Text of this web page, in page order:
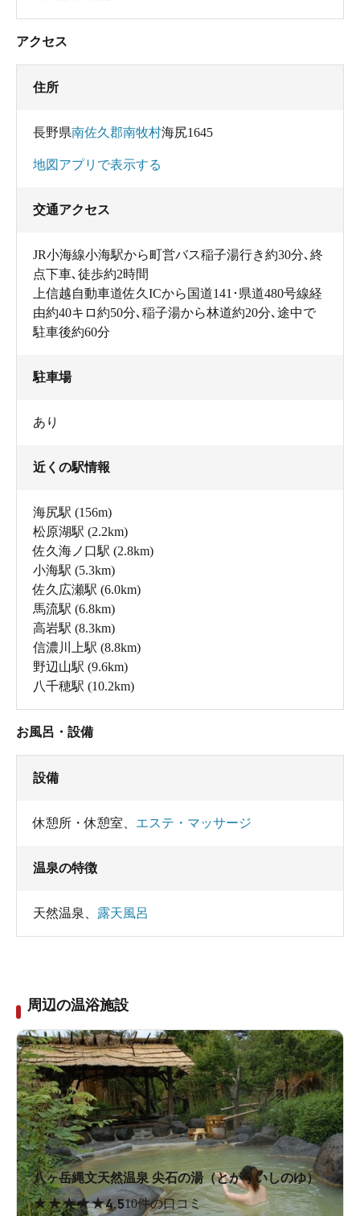
アクセス
住所
長野県南佐久郡南牧村海尻1645
地図アプリで表示する
交通アクセス
JR小海線小海駅から町営バス稲子湯行き約30分､終
点下車､徒歩約2時間
上信越自動車道佐久ICから国道141･県道480号線経
由約40キロ約50分､稲子湯から林道約20分､途中で
駐車後約60分
駐車場
あり
近くの駅情報
海尻駅 (156m)
松原湖駅 (2.2km)
佐久海ノ口駅 (2.8km)
小海駅 (5.3km)
佐久広瀬駅 (6.0km)
馬流駅 (6.8km)
高岩駅 (8.3km)
信濃川上駅 (8.8km)
野辺山駅 (9.6km)
八千穂駅 (10.2km)
お風呂・設備
設備
休憩所・休憩室 エステ・マッサージ
温泉の特徴
天然温泉 露天風呂
周辺の温浴施設
八ヶ岳縄文天然温泉 尖石の湯（とがりいしのゆ）
★★★★★4.510件の口コミ